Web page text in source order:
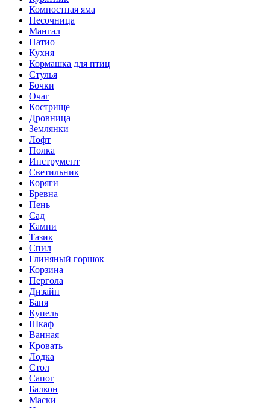
Компостная яма
Песочница
Мангал
Патио
Кухня
Кормашка для птиц
Стулья
Бочки
Очаг
Кострище
Дровница
Землянки
Лофт
Полка
Инструмент
Светильник
Коряги
Бревна
Пень
Сад
Камни
Тазик
Спил
Глиняный горшок
Корзина
Пергола
Дизайн
Баня
Купель
Шкаф
Ванная
Кровать
Лодка
Стол
Сапог
Балкон
Маски